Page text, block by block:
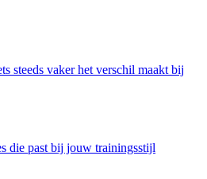
steeds vaker het verschil maakt bij
die past bij jouw trainingsstijl